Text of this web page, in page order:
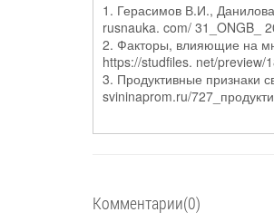
1. Герасимов В.И.,
rusnauka. com/ 31_ONGB_
2. Факторы, влияющие на
https://studfiles. net/preview/
3. Продуктивные признаки
svininaprom.ru/
Комментарии(0)